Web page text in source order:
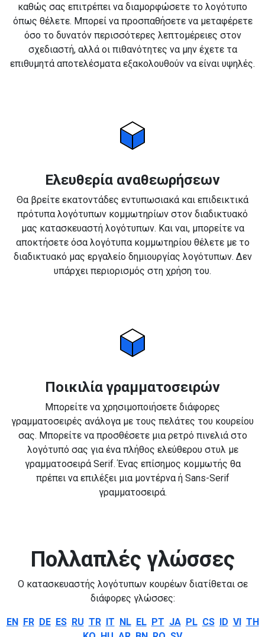
καθώς σας επιτρέπει να διαμορφώσετε το λογότυπο
όπως θέλετε. Μπορεί να προσπαθήσετε να μεταφέρετε
όσο το δυνατόν περισσότερες λεπτομέρειες στον
σχεδιαστή, αλλά οι πιθανότητες να μην έχετε τα
επιθυμητά αποτελέσματα εξακολουθούν να είναι υψηλές.
Ελευθερία αναθεωρήσεων
Θα βρείτε εκατοντάδες εντυπωσιακά και επιδεικτικά
πρότυπα λογότυπων κομμωτηρίων στον διαδικτυακό
μας κατασκευαστή λογότυπων. Και ναι, μπορείτε να
αποκτήσετε όσα λογότυπα κομμωτηρίου θέλετε με το
διαδικτυακό μας εργαλείο δημιουργίας λογότυπων. Δεν
υπάρχει περιορισμός στη χρήση του.
Ποικιλία γραμματοσειρών
Μπορείτε να χρησιμοποιήσετε διάφορες
γραμματοσειρές ανάλογα με τους πελάτες του κουρείου
σας. Μπορείτε να προσθέσετε μια ρετρό πινελιά στο
λογότυπό σας για ένα πλήθος ελεύθερου στυλ με
γραμματοσειρά Serif. Ένας επίσημος κομμωτής θα
πρέπει να επιλέξει μια μοντέρνα ή Sans-Serif
γραμματοσειρά.
Πολλαπλές γλώσσες
Ο κατασκευαστής λογότυπων κουρέων διατίθεται σε
διάφορες γλώσσες:
EN FR DE ES RU TR IT NL EL PT JA PL CS ID VI TH